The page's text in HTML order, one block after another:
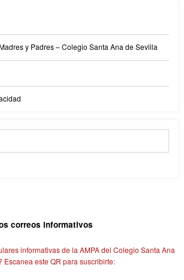
y Padres – Colegio Santa Ana de Sevilla
correos informativos
informativas de la AMPA del Colegio Santa Ana
Escanea este QR para suscribirte: